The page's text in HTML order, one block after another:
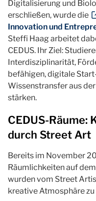
Digitalisierung und
erschließen, wurde die
Innovation und
Steffi Haag arbeitet
CEDUS. Ihr Ziel:
Interdisziplinarität,
befähigen, digitale
Wissenstransfer aus
stärken.
CEDUS-Räume:
durch Street Art
Bereits im November
Räumlichkeiten auf
wurden vom Street
kreative Atmosphäre